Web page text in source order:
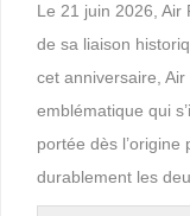
Le 21 juin 2026, Air
de sa liaison
cet anniversaire,
emblématique qui
portée dès
durablement les